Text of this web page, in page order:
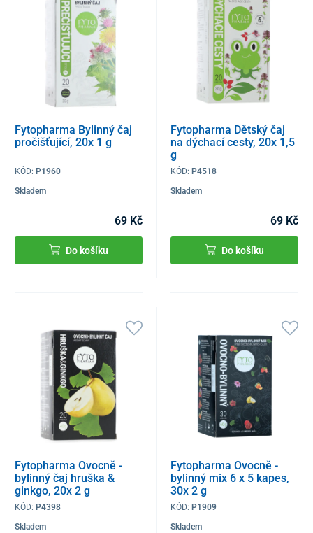
Fytopharma Bylinný čaj
pročišťující, 20x 1 g
KÓD: P1960
Skladem
69 Kč
Do košíku
Fytopharma Dětský čaj
na dýchací cesty, 20x 1,5
g
KÓD: P4518
Skladem
69 Kč
Do košíku
Fytopharma Ovocně -
bylinný čaj hruška &
ginkgo, 20x 2 g
KÓD: P4398
Skladem
Fytopharma Ovocně -
bylinný mix 6 x 5 kapes,
30x 2 g
KÓD: P1909
Skladem